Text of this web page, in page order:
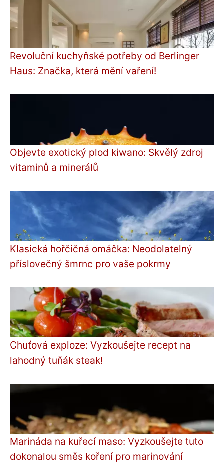
Revoluční kuchyňské potřeby od Berlinger
Haus: Značka, která mění vaření!
Objevte exotický plod kiwano: Skvělý zdroj
vitaminů a minerálů
Klasická hořčičná omáčka: Neodolatelný
příslovečný šmrnc pro vaše pokrmy
Chuťová exploze: Vyzkoušejte recept na
lahodný tuňák steak!
Marináda na kuřecí maso: Vyzkoušejte tuto
dokonalou směs koření pro marinování